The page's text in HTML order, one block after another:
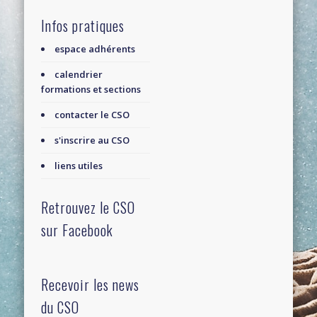
Infos pratiques
espace adhérents
calendrier
formations et sections
contacter le CSO
s'inscrire au CSO
liens utiles
Retrouvez le CSO
sur Facebook
Recevoir les news
du CSO